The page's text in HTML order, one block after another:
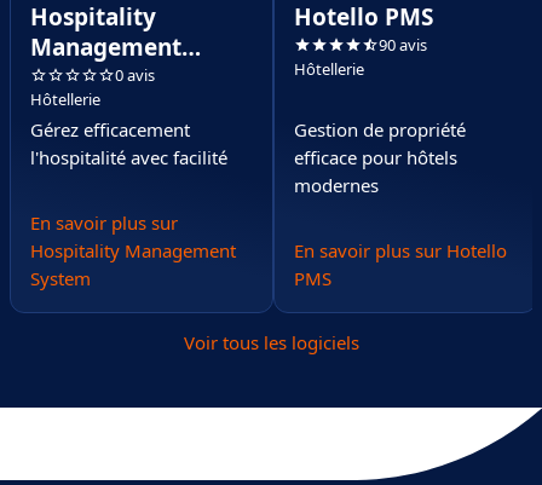
Hospitality
Management
System0 avis
Hôtellerie
Gérez efficacement
l'hospitalité avec facilité
En savoir plus sur
Hospitality Management
System
Hotello PMS
90 avis
Hôtellerie
Gestion de propriété
efficace pour hôtels
modernes
En savoir plus sur Hotello
PMS
Voir tous les logiciels